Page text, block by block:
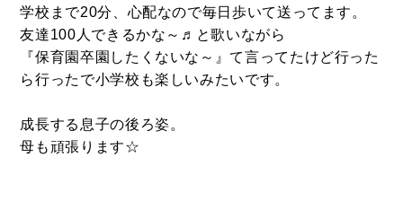
学校まで20分、心配なので毎日歩いて送ってます。
友達100人できるかな～♬と歌いながら
『保育園卒園したくないな～』て言ってたけど行った
ら行ったで小学校も楽しいみたいです。
成長する息子の後ろ姿。
母も頑張ります☆